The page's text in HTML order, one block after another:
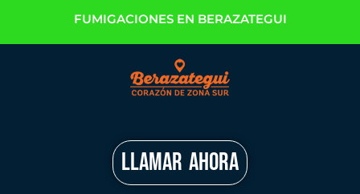
FUMIGACIONES EN BERAZATEGUI
LLAMAR AHORA